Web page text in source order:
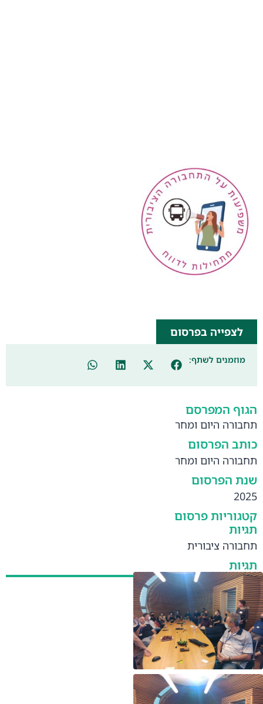
לצפייה בפרסום
מוזמנים לשתף:
הגוף המפרסם
תחבורה היום ומחר
כותב הפרסום
תחבורה היום ומחר
שנת הפרסום
2025
קטגוריות פרסום
תגיות
תחבורה ציבורית
תגיות